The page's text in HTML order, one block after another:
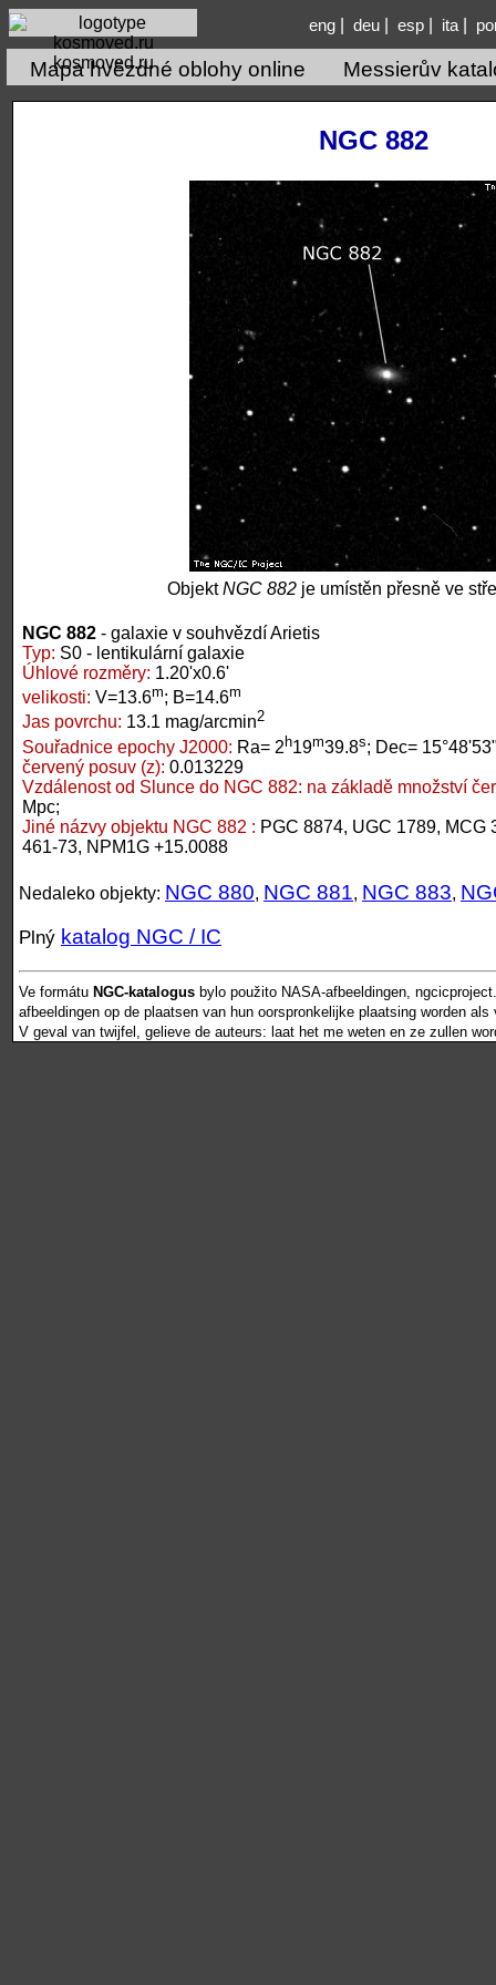
kosmoved.ru
eng| deu| esp| ita|
Mapa hvězdné oblohy online Messierův
NGC 882
ObjektNGC 882je umístěn přesně ve
NGC 882 - galaxie v souhvězdí Arietis
Typ: S0 - lentikulární galaxie
Úhlové rozměry: 1.20'x0.6'
velikosti: V=13.6m; B=14.6m
Jas povrchu: 13.1 mag/arcmin2
Souřadnice epochy J2000: Ra= 2 h19m39.8s; Dec=
červený posuv (z): 0.013229
Vzdálenost od Slunce do NGC 882: na základě množství
Mpc;
Jiné názvy objektu NGC 882 : PGC 8874, UGC 1789, MCG
461-73, NPM1G +15.0088
Nedaleko objekty: NGC 880, NGC 881, NGC 883,
Plný katalog NGC / IC
Ve formátu NGC-katalogus bylo použito NASA-afbeeldingen,
afbeeldingen op de plaatsen van hun oorspronkelijke plaatsing worden
V geval van twijfel, gelieve de auteurs: laat het me weten en ze zullen